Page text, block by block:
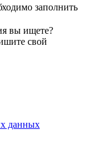
заполнить
вы ищете?
свой
данных